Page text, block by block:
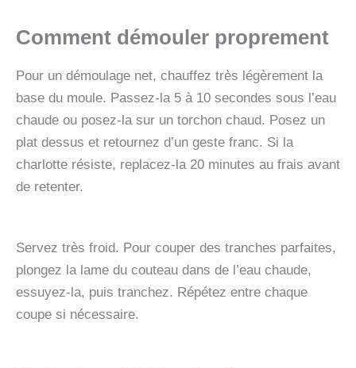
Comment démouler proprement
Pour un démoulage net, chauffez très légèrement la
base du moule. Passez-la 5 à 10 secondes sous l’eau
chaude ou posez-la sur un torchon chaud. Posez un
plat dessus et retournez d’un geste franc. Si la
charlotte résiste, replacez-la 20 minutes au frais avant
de retenter.
Servez très froid. Pour couper des tranches parfaites,
plongez la lame du couteau dans de l’eau chaude,
essuyez-la, puis tranchez. Répétez entre chaque
coupe si nécessaire.